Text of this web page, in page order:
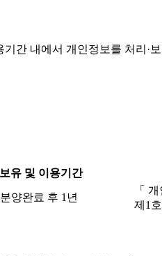
간 내에서 개인정보를 처리·
보유 및 이용기간
양완료 후 1년
「
제1